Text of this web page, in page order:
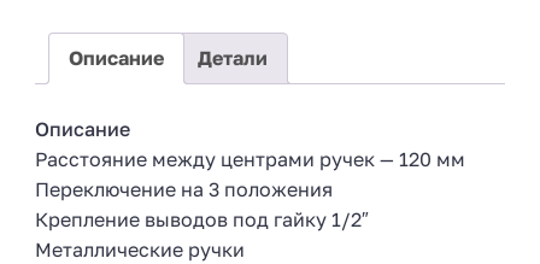
Описание Детали
Описание
Расстояние между центрами ручек — 120 мм
Переключение на 3 положения
Крепление выводов под гайку 1/2″
Металлические ручки